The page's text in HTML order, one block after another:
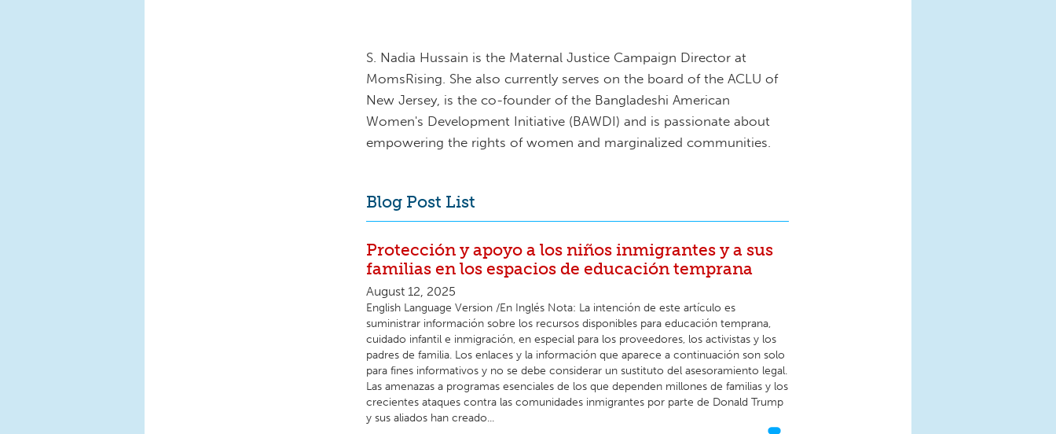
S. Nadia Hussain is the Maternal Justice Campaign Director at
MomsRising. She also currently serves on the board of the ACLU of
New Jersey, is the co-founder of the Bangladeshi American
Women's Development Initiative (BAWDI) and is passionate about
empowering the rights of women and marginalized communities.
Blog Post List
Protección y apoyo a los niños inmigrantes y a sus
familias en los espacios de educación temprana
August 12, 2025
English Language Version /En Inglés Nota: La intención de este artículo es
suministrar información sobre los recursos disponibles para educación temprana,
cuidado infantil e inmigración, en especial para los proveedores, los activistas y los
padres de familia. Los enlaces y la información que aparece a continuación son solo
para fines informativos y no se debe considerar un sustituto del asesoramiento legal.
Las amenazas a programas esenciales de los que dependen millones de familias y los
crecientes ataques contra las comunidades inmigrantes por parte de Donald Trump
y sus aliados han creado...